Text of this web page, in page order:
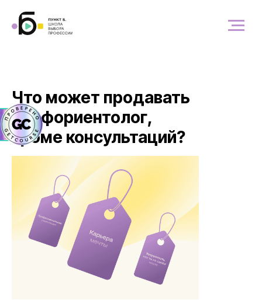
Что может продавать
профориентолог,
кроме консультаций?